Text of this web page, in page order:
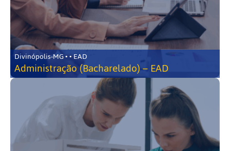
Divinópolis-MG • • EAD
Administração (Bacharelado) – EAD